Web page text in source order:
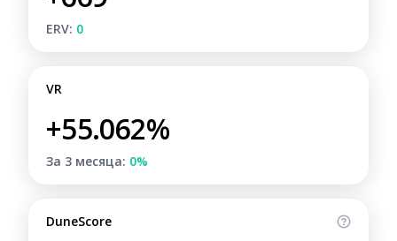
ERV: 0
VR
+55.062%
За 3 месяца: 0%
DuneScore